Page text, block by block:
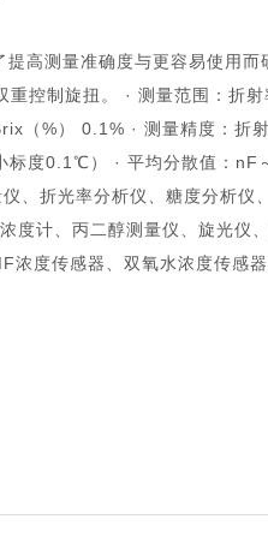
高测量准确度与更容易使用
重控制旋扭。 · 测量范围：
（%） 0.1% · 测量精度：
度0.1℃） · 平均分散值：nF
、折光率分析仪、糖度分析仪
度计、丙二醇测量仪、旋光仪
度传感器、双氧水浓度传感